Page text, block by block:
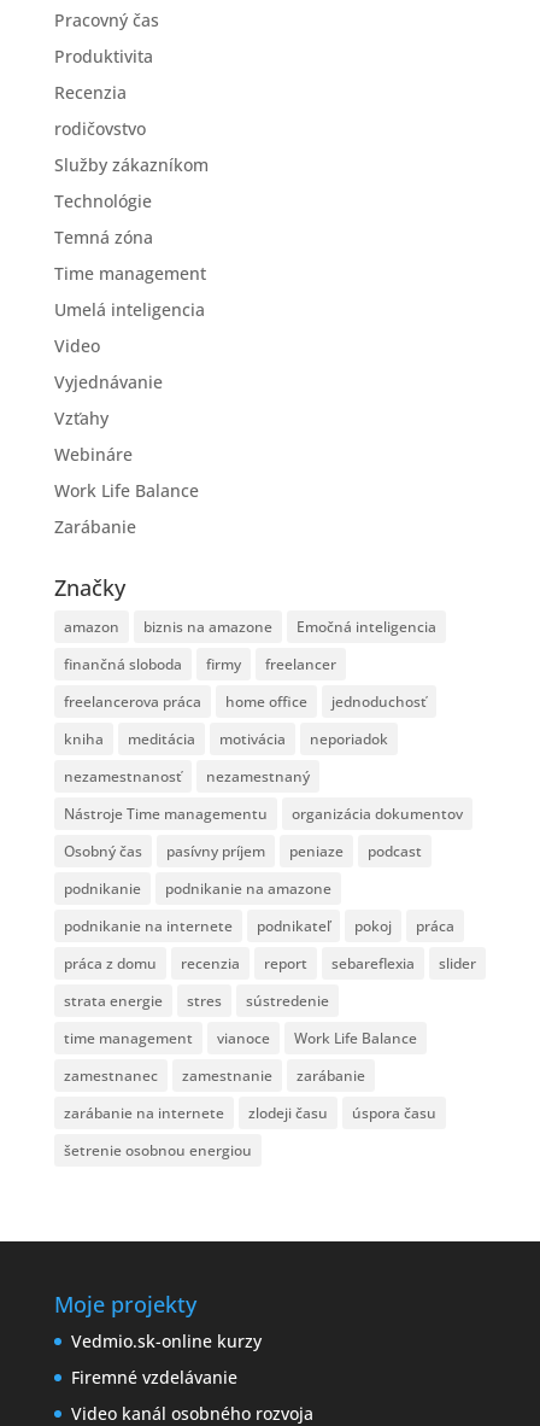
Pracovný čas
Produktivita
Recenzia
rodičovstvo
Služby zákazníkom
Technológie
Temná zóna
Time management
Umelá inteligencia
Video
Vyjednávanie
Vzťahy
Webináre
Work Life Balance
Zarábanie
Značky
amazon biznis na amazone
Emočná inteligencia
finančná sloboda
firmy
freelancer
freelancerova práca
home office
jednoduchosť
kniha
meditácia motivácia
neporiadok
nezamestnanosť
nezamestnaný
Nástroje Time managementu
organizácia dokumentov
Osobný čas
pasívny príjem peniaze
podcast
podnikanie
podnikanie na amazone
podnikanie na internete
podnikateľ pokoj
práca
práca z domu
recenzia report sebareflexia
slider
strata energie
stres
sústredenie
time management
vianoce
Work Life Balance
zamestnanec
zamestnanie
zarábanie
zarábanie na internete
zlodeji času
úspora času
šetrenie osobnou energiou
Moje projekty
Vedmio.sk-online kurzy
Firemné vzdelávanie
Video kanál osobného rozvoja